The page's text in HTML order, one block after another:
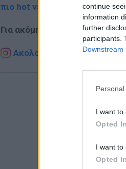
continue
information
further
participants.
Downstream
I want to
Opted In
I want to
Opted In
πιο hot νέα
Για ακόμη περισσότερανέα,
Ακολουθήστε το E-